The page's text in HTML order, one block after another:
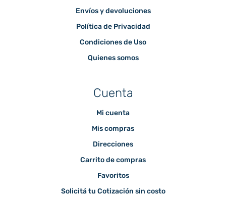
Envíos y devoluciones
Política de Privacidad
Condiciones de Uso
Quienes somos
Cuenta
Mi cuenta
Mis compras
Direcciones
Carrito de compras
Favoritos
Solicitá tu Cotización sin costo